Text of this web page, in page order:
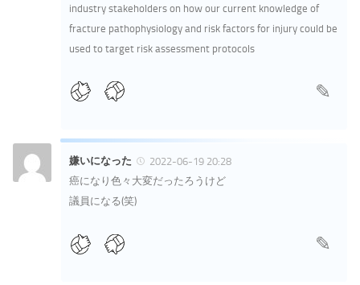
industry stakeholders on how our current knowledge of
fracture pathophysiology and risk factors for injury could be
used to target risk assessment protocols
嫌いになった
2022-06-19 20:28
癌になり色々大変だったろうけど
議員になる(笑)